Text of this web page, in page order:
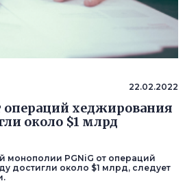
22.02.2022
операций хеджирования
около $1 млрд
монополии PGNiG от операций
достигли около $1 млрд, следует